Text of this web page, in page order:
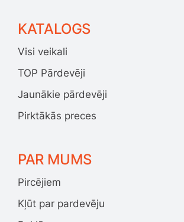
KATALOGS
Visi veikali
TOP Pārdevēji
Jaunākie pārdevēji
Pirktākās preces
PAR MUMS
Pircējiem
Kļūt par pardevēju